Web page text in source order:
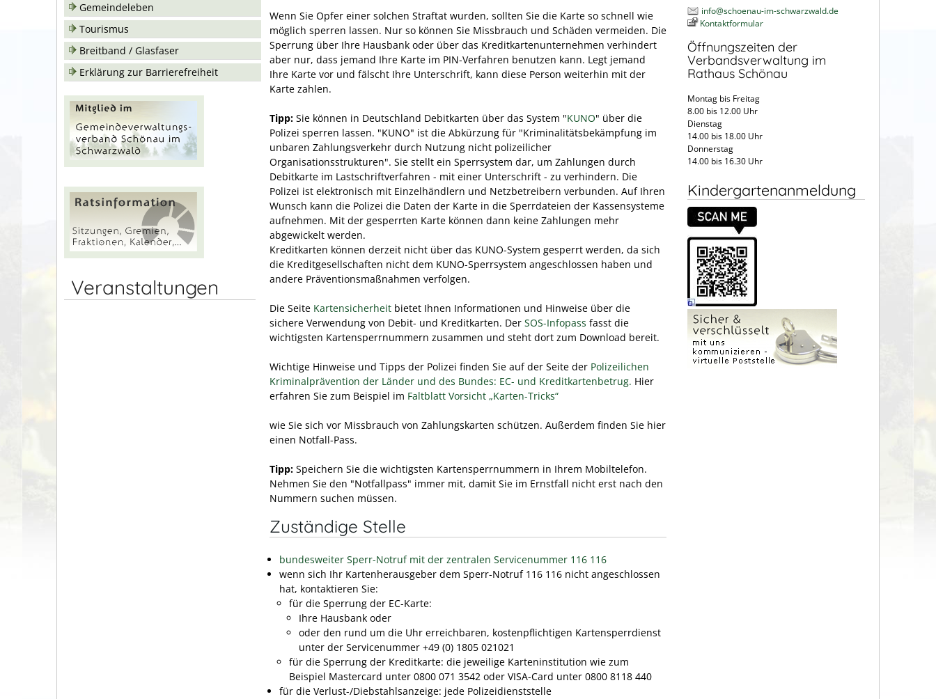
Gemeindeleben
Tourismus
Breitband / Glasfaser
Erklärung zur Barrierefreiheit
Veranstaltungen
Wenn Sie Opfer einer solchen Straftat wurden, sollten Sie die Karte so schnell wie
möglich sperren lassen. Nur so können Sie Missbrauch und Schäden vermeiden. Die
Sperrung über Ihre Hausbank oder über das Kreditkartenunternehmen verhindert
aber nur, dass jemand Ihre Karte im PIN-Verfahren benutzen kann. Legt jemand
Ihre Karte vor und fälscht Ihre Unterschrift, kann diese Person weiterhin mit der
Karte zahlen.
Tipp: Sie können in Deutschland Debitkarten über das System "KUNO" über die
Polizei sperren lassen. "KUNO" ist die Abkürzung für "Kriminalitätsbekämpfung im
unbaren Zahlungsverkehr durch Nutzung nicht polizeilicher
Organisationsstrukturen". Sie stellt ein Sperrsystem dar, um Zahlungen durch
Debitkarte im Lastschriftverfahren - mit einer Unterschrift - zu verhindern. Die
Polizei ist elektronisch mit Einzelhändlern und Netzbetreibern verbunden. Auf Ihren
Wunsch kann die Polizei die Daten der Karte in die Sperrdateien der Kassensysteme
aufnehmen. Mit der gesperrten Karte können dann keine Zahlungen mehr
abgewickelt werden.
Kreditkarten können derzeit nicht über das KUNO-System gesperrt werden, da sich
die Kreditgesellschaften nicht dem KUNO-Sperrsystem angeschlossen haben und
andere Präventionsmaßnahmen verfolgen.
Die Seite Kartensicherheit bietet Ihnen Informationen und Hinweise über die
sichere Verwendung von Debit- und Kreditkarten. Der SOS-Infopass fasst die
wichtigsten Kartensperrnummern zusammen und steht dort zum Download bereit.
Wichtige Hinweise und Tipps der Polizei finden Sie auf der Seite der Polizeilichen
Kriminalprävention der Länder und des Bundes: EC- und Kreditkartenbetrug. Hier
erfahren Sie zum Beispiel im Faltblatt Vorsicht „Karten-Tricks“
wie Sie sich vor Missbrauch von Zahlungskarten schützen. Außerdem finden Sie hier
einen Notfall-Pass.
Tipp: Speichern Sie die wichtigsten Kartensperrnummern in Ihrem Mobiltelefon.
Nehmen Sie den "Notfallpass" immer mit, damit Sie im Ernstfall nicht erst nach den
Nummern suchen müssen.
Zuständige Stelle
bundesweiter Sperr-Notruf mit der zentralen Servicenummer 116 116
wenn sich Ihr Kartenherausgeber dem Sperr-Notruf 116 116 nicht angeschlossen
hat, kontaktieren Sie:
für die Sperrung der EC-Karte:
Ihre Hausbank oder
oder den rund um die Uhr erreichbaren, kostenpflichtigen Kartensperrdienst
unter der Servicenummer +49 (0) 1805 021021
für die Sperrung der Kreditkarte: die jeweilige Karteninstitution wie zum
Beispiel Mastercard unter 0800 071 3542 oder VISA-Card unter 0800 8118 440
für die Verlust-/Diebstahlsanzeige: jede Polizeidienststelle
info@schoenau-im-schwarzwald.de
Kontaktformular
Öffnungszeiten der
Verbandsverwaltung im
Rathaus Schönau
Montag bis Freitag
8.00 bis 12.00 Uhr
Dienstag
14.00 bis 18.00 Uhr
Donnerstag
14.00 bis 16.30 Uhr
Kindergartenanmeldung